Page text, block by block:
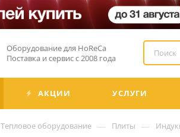
Оборудование для HoReCa
Поставка и сервис с 2008 года
АКЦИИ УСЛУГИ
Тепловое оборудование — Плиты —